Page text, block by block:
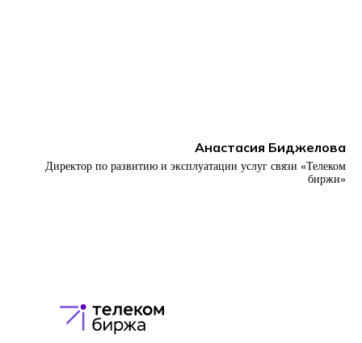
Анастасия Биджелова
Директор по развитию и эксплуатации услуг связи «Телеком
биржи»